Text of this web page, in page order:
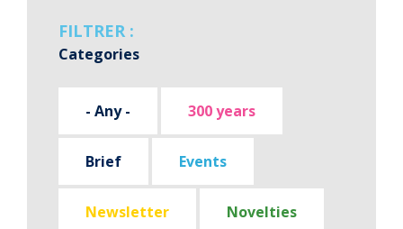
FILTRER :
Categories
- Any - 300 years
Brief Events
Newsletter Novelties